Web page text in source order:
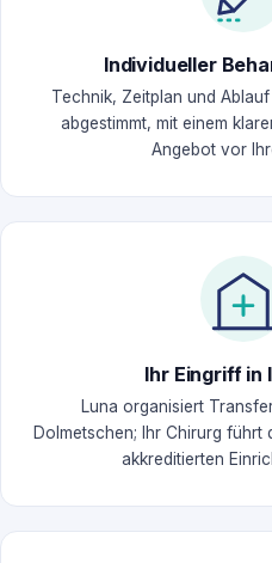
Individueller
Technik, Zeitplan und Ablauf
abgestimmt, mit einem
Angebot vor
Ihr Eingriff in
Luna organisiert
Dolmetschen; Ihr Chirurg führt
akkreditierten